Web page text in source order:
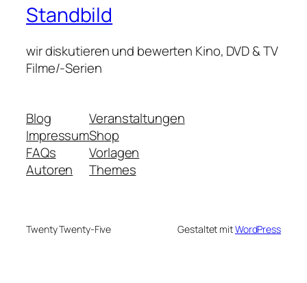
Standbild
wir diskutieren und bewerten Kino, DVD & TV
Filme/-Serien
Blog
Impressum
FAQs
Autoren
Veranstaltungen
Shop
Vorlagen
Themes
Twenty Twenty-Five Gestaltet mitWordPress